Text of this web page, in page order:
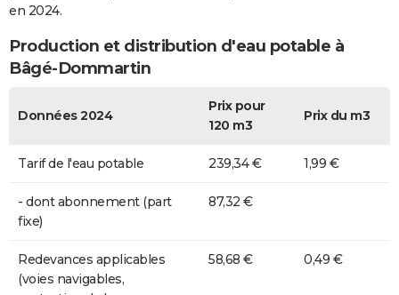
en 2024.
Production et distribution d'eau potable à
Bâgé-Dommartin
Données 2024
Prix pour
120 m3
Prix du m3
Tarif de l'eau potable 239,34 € 1,99 €
- dont abonnement (part
fixe)
87,32 €
Redevances applicables
(voies navigables,
58,68 € 0,49 €